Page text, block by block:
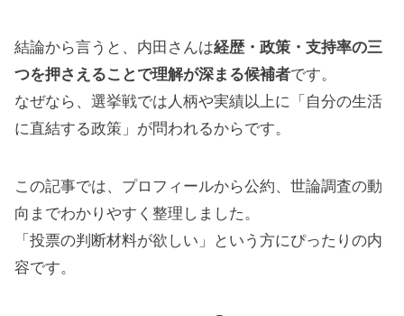
結論から言うと、内田さんは経歴・政策・支持率の三
つを押さえることで理解が深まる候補者です。
なぜなら、選挙戦では人柄や実績以上に「自分の生活
に直結する政策」が問われるからです。
この記事では、プロフィールから公約、世論調査の動
向までわかりやすく整理しました。
「投票の判断材料が欲しい」という方にぴったりの内
容です。